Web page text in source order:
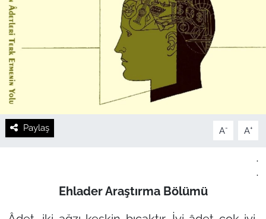
Paylaş A- A+
.
.
Ehlader Araştırma Bölümü